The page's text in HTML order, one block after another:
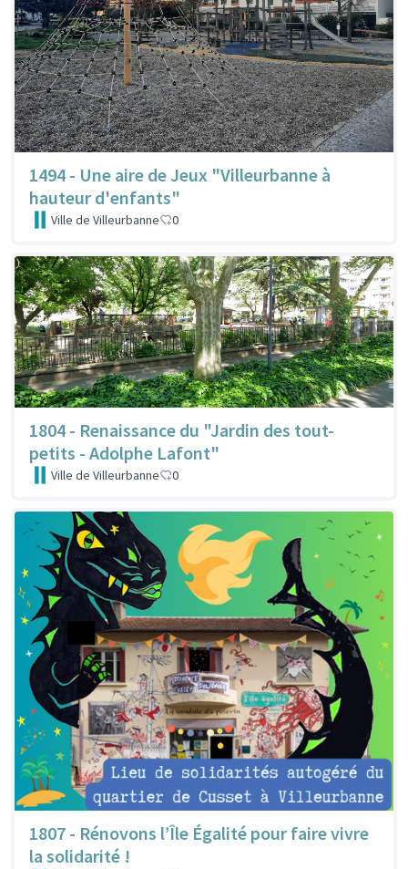
1494 - Une aire de Jeux "Villeurbanne à
hauteur d'enfants"
Ville de Villeurbanne 0
1804 - Renaissance du "Jardin des tout-
petits - Adolphe Lafont"
Ville de Villeurbanne 0
1807 - Rénovons l’Île Égalité pour faire vivre
la solidarité !